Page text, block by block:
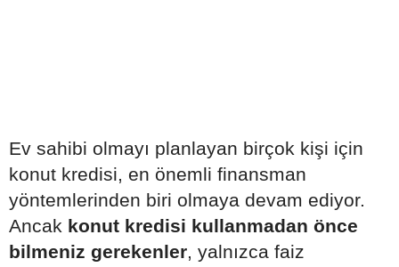
Ev sahibi olmayı planlayan birçok kişi için
konut kredisi, en önemli finansman
yöntemlerinden biri olmaya devam ediyor.
Ancak konut kredisi kullanmadan önce
bilmeniz gerekenler, yalnızca faiz